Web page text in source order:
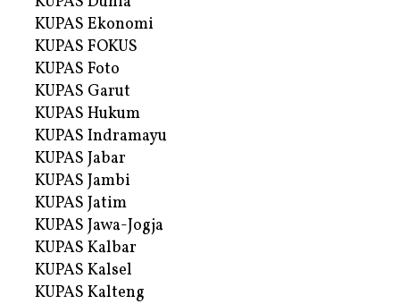
KUPAS Ekonomi
KUPAS FOKUS
KUPAS Foto
KUPAS Garut
KUPAS Hukum
KUPAS Indramayu
KUPAS Jabar
KUPAS Jambi
KUPAS Jatim
KUPAS Jawa-Jogja
KUPAS Kalbar
KUPAS Kalsel
KUPAS Kalteng